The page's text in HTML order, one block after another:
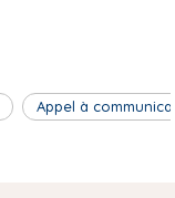
Appel à